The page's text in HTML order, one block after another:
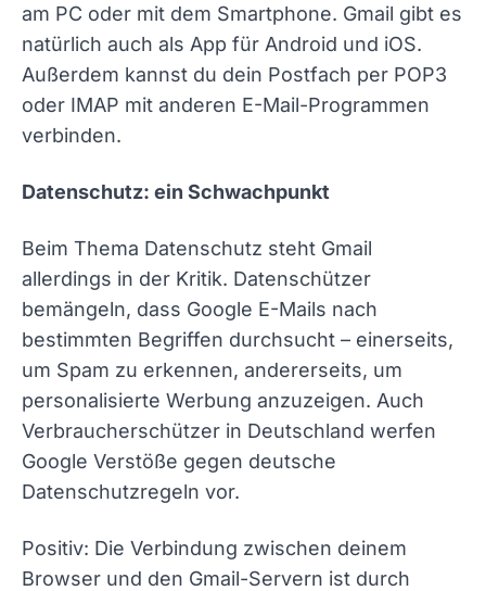
am PC oder mit dem Smartphone. Gmail gibt es
natürlich auch als App für Android und iOS.
Außerdem kannst du dein Postfach per POP3
oder IMAP mit anderen E-Mail-Programmen
verbinden.
Datenschutz: ein Schwachpunkt
Beim Thema Datenschutz steht Gmail
allerdings in der Kritik. Datenschützer
bemängeln, dass Google E-Mails nach
bestimmten Begriffen durchsucht – einerseits,
um Spam zu erkennen, andererseits, um
personalisierte Werbung anzuzeigen. Auch
Verbraucherschützer in Deutschland werfen
Google Verstöße gegen deutsche
Datenschutzregeln vor.
Positiv: Die Verbindung zwischen deinem
Browser und den Gmail-Servern ist durch